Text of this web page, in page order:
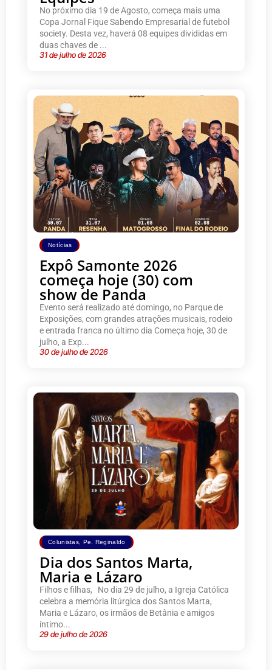
No próximo dia 19 de Agosto, começa mais uma
Copa Jornal Fique Sabendo Empresarial de futebol
society. Desta vez, haverá 08 equipes divididas em
duas chaves de ...
31 de julho de 2026
Notícias
Expô Samonte 2026
começa hoje (30) com
show de Panda
Evento será realizado até domingo, no Parque de
Exposições, com grandes atrações musicais, rodeio
e entrada franca no último dia Começa hoje, 30 de
julho, a Exp...
30 de julho de 2026
Colunistas Pe. Reginaldo
Dia dos Santos Marta,
Maria e Lázaro
Filhos e filhas, No dia 29 de julho, a Igreja Católica
celebra a memória litúrgica dos Santos Marta,
Maria e Lázaro, os irmãos de Betânia e amigos
íntimo...
29 de julho de 2026